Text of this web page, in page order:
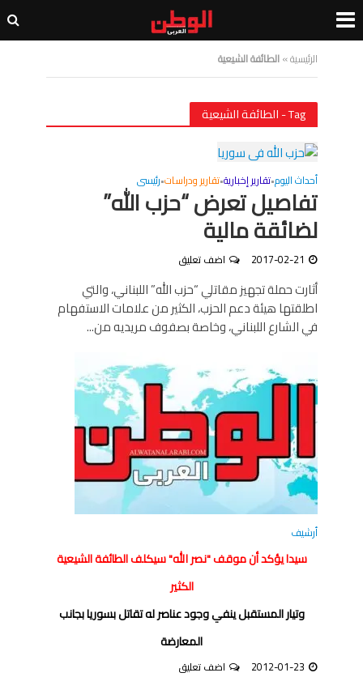
الرئيسية»الطائفة الشيعية
Tag - الطائفة الشيعية
أحداث اليوم•تقارير إخبارية•تقارير ودراسات•رئيسى
تفاصيل تعرض “حزب الله”
لضائقة مالية
2017-02-21 اضف تعليق
أثارت حملة تجهيز مقاتلي “حزب الله” اللبناني، والتي
اطلقتها هيئة دعم الحزب، الكثير من علامات الاستفهام
في الشارع اللبناني، وخاصة بصفوف مريديه من...
أرشيف
سيدا يؤكد أن موقف "نصر الله" سيكلف الطائفة الشيعية
الكثير
وتيار المستقبل ينفي وجود عناصر له تقاتل بسوريا بجانب
المعارضة
2012-01-23 اضف تعليق